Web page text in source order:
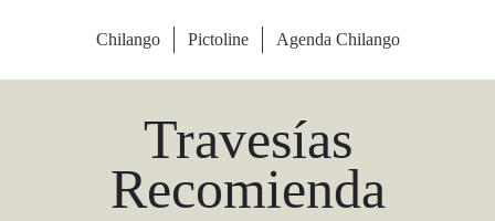
Travesías
Recomienda